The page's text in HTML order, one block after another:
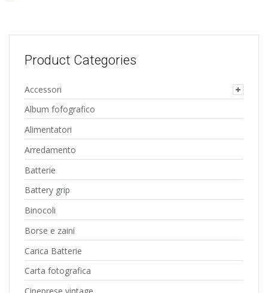
Product Categories
Accessori
Album fofografico
Alimentatori
Arredamento
Batterie
Battery grip
Binocoli
Borse e zaini
Carica Batterie
Carta fotografica